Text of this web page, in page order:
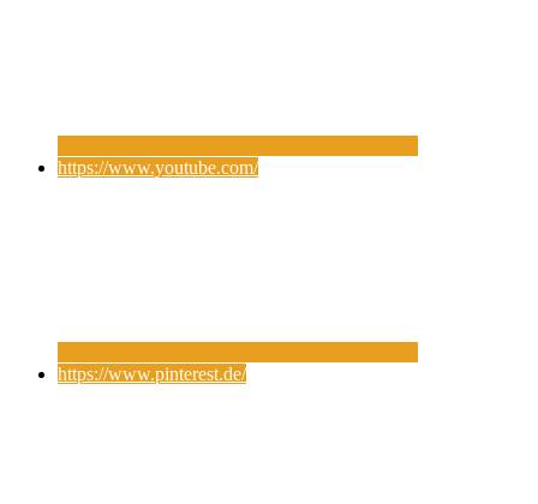
https://www.youtube.com/
https://www.pinterest.de/